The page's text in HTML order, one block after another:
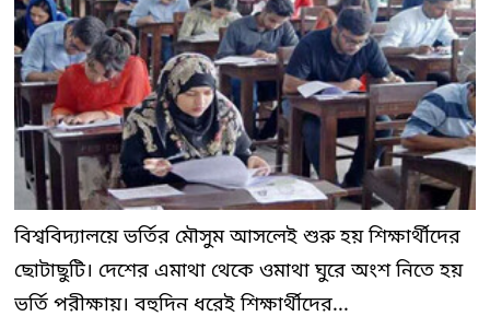
বিশ্ববিদ্যালয়ে ভর্তির মৌসুম আসলেই শুরু হয় শিক্ষার্থীদের
ছোটাছুটি। দেশের এমাথা থেকে ওমাথা ঘুরে অংশ নিতে হয়
ভর্তি পরীক্ষায়। বহুদিন ধরেই শিক্ষার্থীদের...